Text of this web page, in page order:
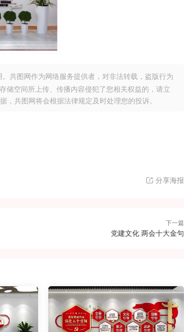
共图网作为网络服务提供者，对非法转载，盗版行为
储空间所上传、传播内容侵犯了您相关权益的，请立
共图网将会根据法律规定及时处理您的投诉。
分享海报
下一篇
党建文化 两会十大金句